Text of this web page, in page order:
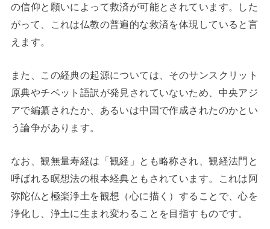
の信仰と願いによって救済が可能とされています。した
がって、これは仏教の普遍的な救済を体現していると言
えます。
また、この経典の起源については、そのサンスクリット
原典やチベット語訳が発見されていないため、中央アジ
アで編纂されたか、あるいは中国で作成されたのかとい
う論争があります。
なお、観無量寿経は「観経」とも略称され、観経法門と
呼ばれる瞑想法の根本経典ともされています。これは阿
弥陀仏と極楽浄土を観想（心に描く）することで、心を
浄化し、浄土に生まれ変わることを目指すものです。